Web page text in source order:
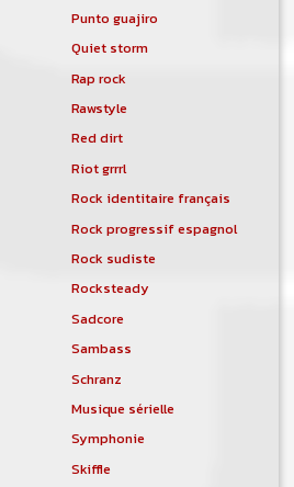
Punto guajiro
Quiet storm
Rap rock
Rawstyle
Red dirt
Riot grrrl
Rock identitaire français
Rock progressif espagnol
Rock sudiste
Rocksteady
Sadcore
Sambass
Schranz
Musique sérielle
Symphonie
Skiffle